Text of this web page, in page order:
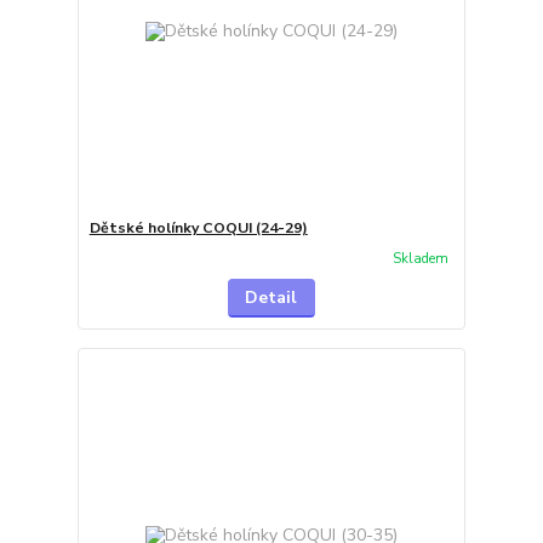
Dětské holínky COQUI (24-29)
Skladem
Detail